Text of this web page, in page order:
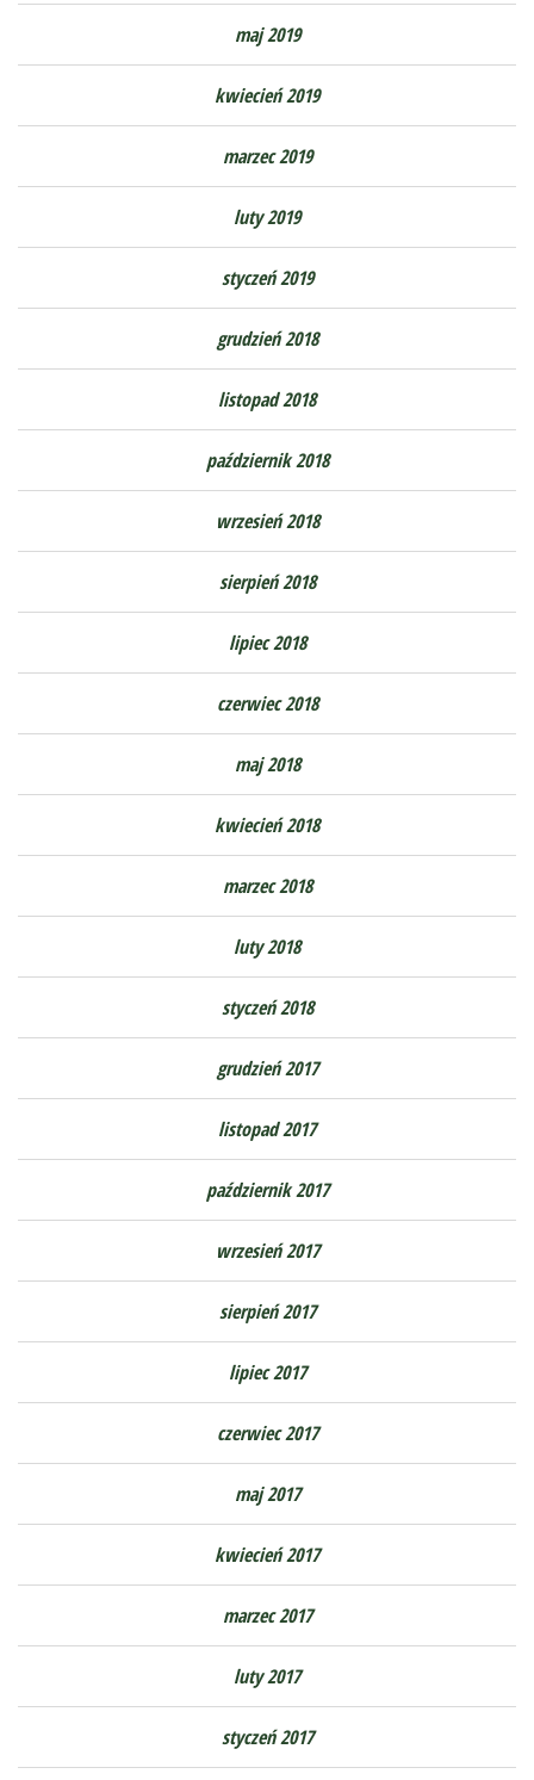
maj 2019
kwiecień 2019
marzec 2019
luty 2019
styczeń 2019
grudzień 2018
listopad 2018
październik 2018
wrzesień 2018
sierpień 2018
lipiec 2018
czerwiec 2018
maj 2018
kwiecień 2018
marzec 2018
luty 2018
styczeń 2018
grudzień 2017
listopad 2017
październik 2017
wrzesień 2017
sierpień 2017
lipiec 2017
czerwiec 2017
maj 2017
kwiecień 2017
marzec 2017
luty 2017
styczeń 2017